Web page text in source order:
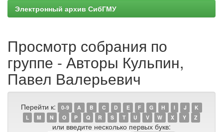
Электронный архив СибГМУ
Просмотр собрания по
группе - Авторы Кульпин,
Павел Валерьевич
Перейти к: 0-9 A B C D E F G H I J
K
L
M N O P Q R S T U V W X Y Z
или введите несколько первых букв: